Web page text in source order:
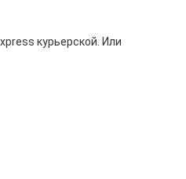
курьерской. Или